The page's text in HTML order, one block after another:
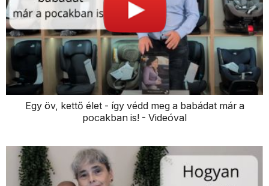
Egy öv, kettő élet - így védd meg a babádat már a
pocakban is! - Videóval